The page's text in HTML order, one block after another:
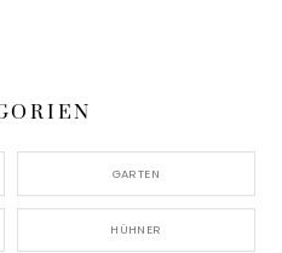
GARTEN
HÜHNER